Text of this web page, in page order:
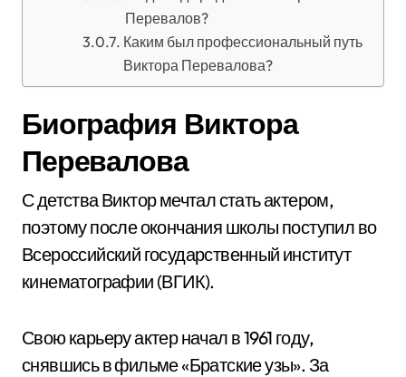
Перевалов?
Каким был профессиональный путь
Виктора Перевалова?
Биография Виктора
Перевалова
С детства Виктор мечтал стать актером,
поэтому после окончания школы поступил во
Всероссийский государственный институт
кинематографии (ВГИК).
Свою карьеру актер начал в 1961 году,
снявшись в фильме «Братские узы». За